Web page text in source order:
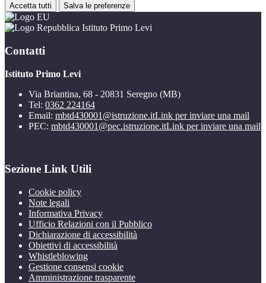
Accetta tutti Salva le preferenze
Istituto Primo Levi
Contatti
Istituto Primo Levi
Via Briantina, 68 - 20831 Seregno (MB)
Tel: 0362 224164
Email: mbtd430001@istruzione.itLink per inviare una mail
PEC: mbtd430001@pec.istruzione.itLink per inviare una mail
Sezione Link Utili
Cookie policy
Note legali
Informativa Privacy
Ufficio Relazioni con il Pubblico
Dichiarazione di accessibilità
Obiettivi di accessibilità
Whistleblowing
Gestione consensi cookie
Amministrazione trasparente